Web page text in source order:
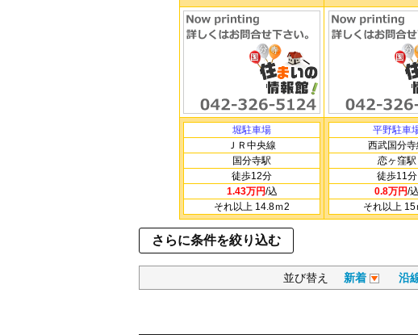
堀駐車場
ＪＲ中央線
国分寺駅
徒歩12分
1.43万円/込
それ以上 14.8ｍ2
平野駐車
西武国分寺
恋ヶ窪駅
徒歩11分
0.8万円/込
それ以上 15
さらに条件を絞り込む
並び替え 新着 沿